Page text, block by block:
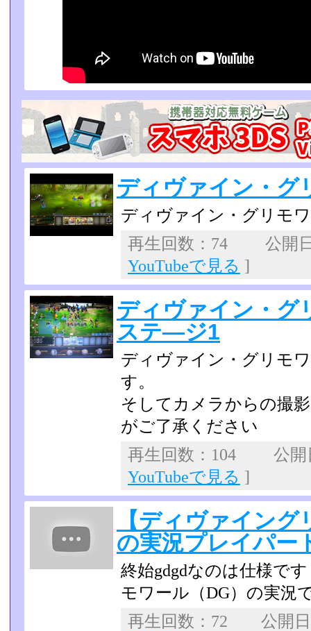
ディヴァイン・グ
ディヴァイン・グリモ
再生回数：74 公開
YouTubeで見る ]
ディヴァイン・グ
ステ―ジ1
ディヴァイン・グリモ
す。
そしてカメラからの撮
がご了承ください
再生回数：104 公
YouTubeで見る ]
【ディヴァイン
の実況プレイパー
終始gdgdなのは仕様で
モワール（DG）の実況
再生回数：72 公開